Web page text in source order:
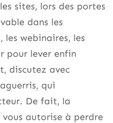
sites, lors des portes
dans les
les webinaires, les
pour lever enfin
discutez avec
qui
De fait, la
vous autorise à perdre